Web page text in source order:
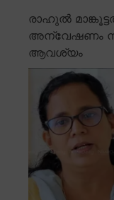
രാഹുൽ
അന്വേഷണം
ആവശ്യം